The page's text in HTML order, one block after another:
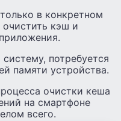
в конкретном
кэш и
потребуется
памяти устройства.
очистки кеша
на смартфоне
всего.